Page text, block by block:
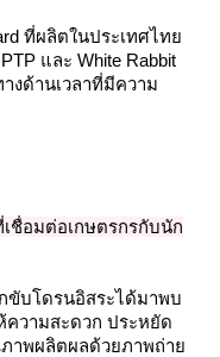
ที่ผลิตในประเทศไท
และ White Rabbit
งด้านเวลาที่มีความ
ชื่อมต่อเกษตรกรกับนัก
บโดรนอิสระได้มาพบ
ความสะดวก ประหยัด
ภาพผลิตผลด้วยภาพถ่า